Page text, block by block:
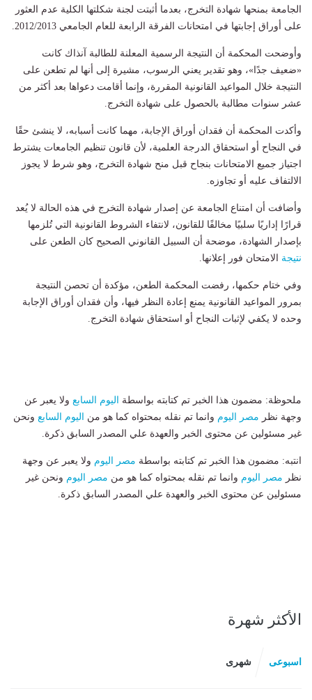
الجامعة بمنحها شهادة التخرج، بعدما أثبتت لجنة شكلتها الكلية عدم العثور
على أوراق إجابتها في امتحانات الفرقة الرابعة للعام الجامعي 2012/2013.
وأوضحت المحكمة أن النتيجة الرسمية المعلنة للطالبة آنذاك كانت
«ضعيف جدًا»، وهو تقدير يعني الرسوب، مشيرة إلى أنها لم تطعن على
النتيجة خلال المواعيد القانونية المقررة، وإنما أقامت دعواها بعد أكثر من
عشر سنوات مطالبة بالحصول على شهادة التخرج.
وأكدت المحكمة أن فقدان أوراق الإجابة، مهما كانت أسبابه، لا ينشئ حقًا
في النجاح أو استحقاق الدرجة العلمية، لأن قانون تنظيم الجامعات يشترط
اجتياز جميع الامتحانات بنجاح قبل منح شهادة التخرج، وهو شرط لا يجوز
الالتفاف عليه أو تجاوزه.
وأضافت أن امتناع الجامعة عن إصدار شهادة التخرج في هذه الحالة لا يُعد
قرارًا إداريًا سلبيًا مخالفًا للقانون، لانتفاء الشروط القانونية التي تُلزمها
بإصدار الشهادة، موضحة أن السبيل القانوني الصحيح كان الطعن على
نتيجة الامتحان فور إعلانها.
وفي ختام حكمها، رفضت المحكمة الطعن، مؤكدة أن تحصن النتيجة
بمرور المواعيد القانونية يمنع إعادة النظر فيها، وأن فقدان أوراق الإجابة
وحده لا يكفي لإثبات النجاح أو استحقاق شهادة التخرج.
ملحوظة: مضمون هذا الخبر تم كتابته بواسطة اليوم السابع ولا يعبر عن
وجهة نظر مصر اليوم وانما تم نقله بمحتواه كما هو من اليوم السابع ونحن
غير مسئولين عن محتوى الخبر والعهدة علي المصدر السابق ذكرة.
انتبه: مضمون هذا الخبر تم كتابته بواسطة مصر اليوم ولا يعبر عن وجهة
نظر مصر اليوم وانما تم نقله بمحتواه كما هو من مصر اليوم ونحن غير
مسئولين عن محتوى الخبر والعهدة علي المصدر السابق ذكرة.
الأكثر شهرة
اسبوعى شهرى